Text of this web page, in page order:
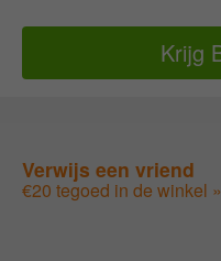
Verwijs een vriend
€20 tegoed in de winkel »